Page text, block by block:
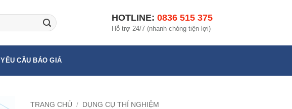
HOTLINE: 0836 515 375
Hỗ trợ 24/7 (nhanh chóng tiện lợi)
YÊU CẦU BÁO GIÁ
TRANG CHỦ / DỤNG CỤ THÍ NGHIỆM